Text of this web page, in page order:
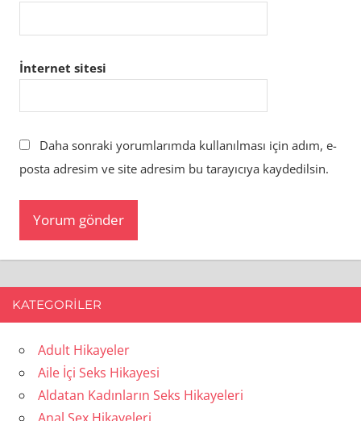
İnternet sitesi
Daha sonraki yorumlarımda kullanılması için adım, e-
posta adresim ve site adresim bu tarayıcıya kaydedilsin.
KATEGORILER
Adult Hikayeler
Aile İçi Seks Hikayesi
Aldatan Kadınların Seks Hikayeleri